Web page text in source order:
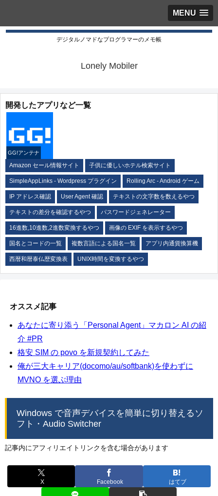
MENU
デジタルノマドなプログラマーのメモ帳
Lonely Mobiler
開発したアプリなど一覧
GG!アンテナ
Amazon セール情報サイト 子供に優しいホテル検索サイト
SimpleAppLinks - Wordpress プラグイン Rolling Arc - Android ゲーム
IP アドレス確認 User Agent 確認 テキストの文字数を数えるやつ
テキストの差分を確認するやつ パスワードジェネレーター
16進数,10進数,2進数変換するやつ 画像の EXIF を表示するやつ
国名とコードの一覧 複数言語による国名一覧 アプリ内通貨換算機
西暦和暦泰仏歴変換表 UNIX時間を変換するやつ
オススメ記事
あなたに寄り添う「Personal Agent」マカロン AI の紹
介 #PR
格安 SIM の povo を新規契約してみた
俺が三大キャリア(docomo/au/softbank)を使わずに
MVNO を選ぶ理由
Windows で音声デバイスを簡単に切り替えるソ
フト・Audio Switcher
記事内にアフィリエイトリンクを含む場合があります
X Facebook はてブ